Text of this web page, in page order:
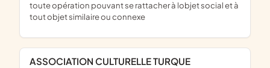
toute opération pouvant se rattacher à lobjet social et à
tout objet similaire ou connexe
ASSOCIATION CULTURELLE TURQUE